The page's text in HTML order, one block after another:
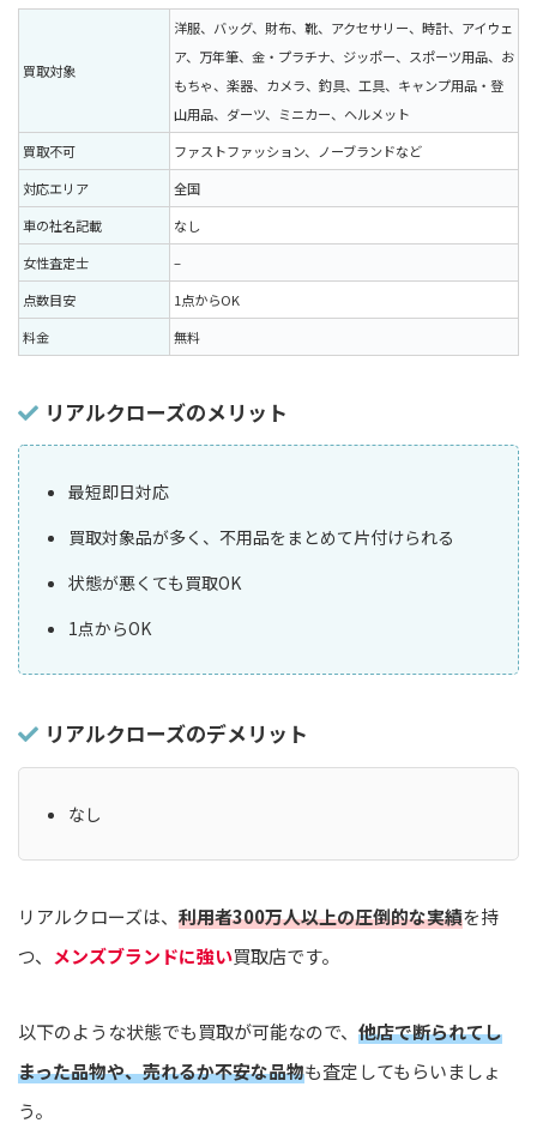
買取対象
洋服、バッグ、財布、靴、アクセサリー、時計、アイウェ
ア、万年筆、金・プラチナ、ジッポー、スポーツ用品、お
もちゃ、楽器、カメラ、釣具、工具、キャンプ用品・登
山用品、ダーツ、ミニカー、ヘルメット
買取不可
ファストファッション、ノーブランドなど
対応エリア
全国
車の社名記載
なし
女性査定士
–
点数目安
1点からOK
料金
無料
リアルクローズのメリット
最短即日対応
買取対象品が多く、不用品をまとめて片付けられる
状態が悪くても買取OK
1点からOK
リアルクローズのデメリット
なし
リアルクローズは、 利用者300万人以上の圧倒的な実績を持
つ、 メンズブランドに強い買取店です。
以下のような状態でも買取が可能なので、 他店で断られてし
まった品物や、売れるか不安な品物も査定してもらいましょ
う。